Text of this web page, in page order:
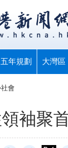
五年規劃 大灣區
會
袖聚